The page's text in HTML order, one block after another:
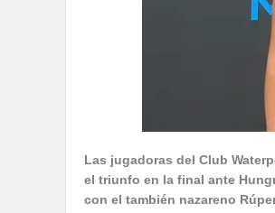
Las jugadoras del Club
el triunfo en la final ante
con el también nazareno